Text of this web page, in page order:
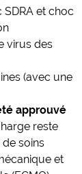
et choc
virus des
(avec une
approuvé
reste
soins
et